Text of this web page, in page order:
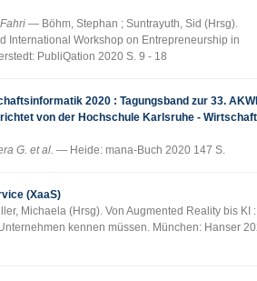
Böhm, Stephan ; Suntrayuth, Sid (Hrsg).
International Workshop on Entrepreneurship in
PubliQation 2020 S. 9 - 18
2020 : Tagungsband zur 33.
von der Hochschule Karlsruhe - Wirtschaft
G. et al.
Heide: mana-Buch 2020 147 S.
(XaaS)
Michaela (Hrsg). Von Augmented Reality bis KI
kennen müssen. München: Hanser